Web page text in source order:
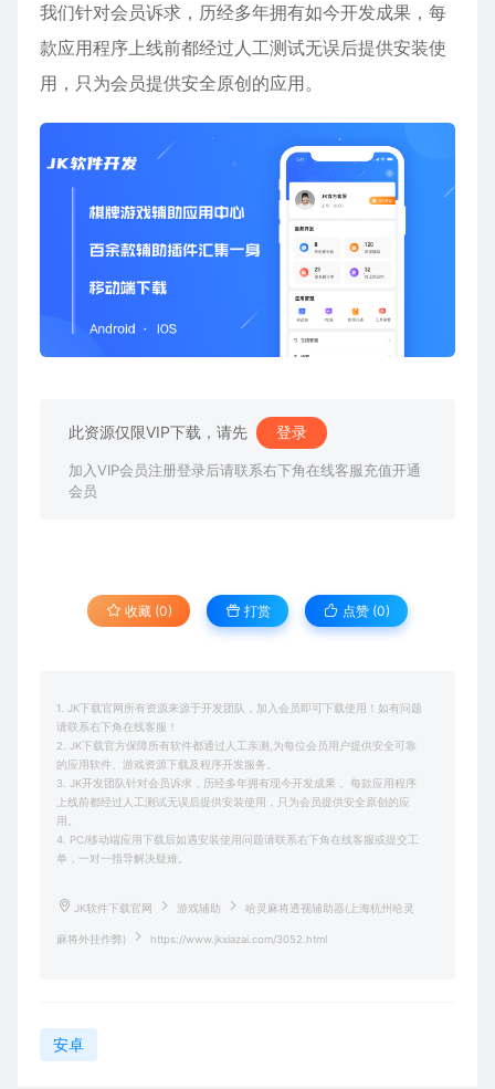
我们针对会员诉求，历经多年拥有如今开发成果，每
款应用程序上线前都经过人工测试无误后提供安装使
用，只为会员提供安全原创的应用。
此资源仅限VIP下载，请先 登录
加入VIP会员注册登录后请联系右下角在线客服充值开通
会员
收藏 (0) 打赏 点赞 (0)
1. JK下载官网所有资源来源于开发团队，加入会员即可下载使用！如有问题
请联系右下角在线客服！
2. JK下载官方保障所有软件都通过人工亲测,为每位会员用户提供安全可靠
的应用软件、游戏资源下载及程序开发服务。
3. JK开发团队针对会员诉求，历经多年拥有现今开发成果， 每款应用程序
上线前都经过人工测试无误后提供安装使用，只为会员提供安全原创的应
用。
4. PC/移动端应用下载后如遇安装使用问题请联系右下角在线客服或提交工
单，一对一指导解决疑难。
JK软件下载官网 游戏辅助 哈灵麻将透视辅助器(上海杭州哈灵
麻将外挂作弊) https://www.jkxiazai.com/3052.html
安卓